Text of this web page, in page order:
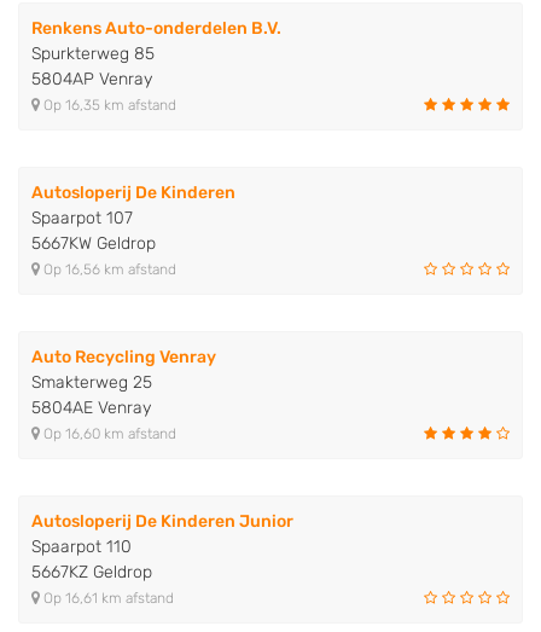
Renkens Auto-onderdelen B.V.
Spurkterweg 85
5804AP Venray
Op 16,35 km afstand
Autosloperij De Kinderen
Spaarpot 107
5667KW Geldrop
Op 16,56 km afstand
Auto Recycling Venray
Smakterweg 25
5804AE Venray
Op 16,60 km afstand
Autosloperij De Kinderen Junior
Spaarpot 110
5667KZ Geldrop
Op 16,61 km afstand